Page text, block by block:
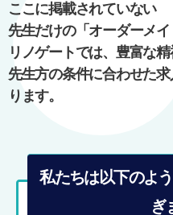
シ
ョ
ン
ここに掲載されていない
先生だけの「オーダーメイ
リノゲートでは、豊富な精
先生方の条件に合わせた
ります。
私たちは以下のよ
ぎ